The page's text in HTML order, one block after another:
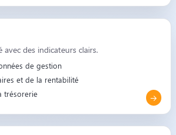
des indicateurs clairs.
de gestion
et de la rentabilité
trésorerie